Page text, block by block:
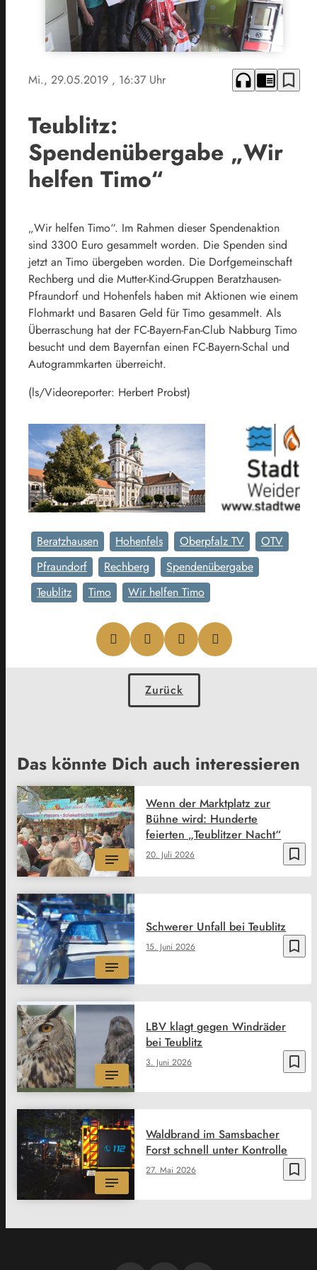
Mi., 29.05.2019 , 16:37 Uhr headphones chrome_reader_mode bookmark_border
Teublitz:
Spendenübergabe „Wir
helfen Timo“
„Wir helfen Timo“. Im Rahmen dieser Spendenaktion
sind 3300 Euro gesammelt worden. Die Spenden sind
jetzt an Timo übergeben worden. Die Dorfgemeinschaft
Rechberg und die Mutter-Kind-Gruppen Beratzhausen-
Pfraundorf und Hohenfels haben mit Aktionen wie einem
Flohmarkt und Basaren Geld für Timo gesammelt. Als
Überraschung hat der FC-Bayern-Fan-Club Nabburg Timo
besucht und dem Bayernfan einen FC-Bayern-Schal und
Autogrammkarten überreicht.
(ls/Videoreporter: Herbert Probst)
Beratzhausen Hohenfels Oberpfalz TV
OTV
Pfraundorf
Rechberg
Spendenübergabe
Teublitz
Timo Wir helfen Timo
Zurück
Das könnte Dich auch interessieren
bookmark_border
20. Juli 2026
Wenn der Marktplatz zur
Bühne wird: Hunderte
feierten „Teublitzer Nacht“
bookmark_border
15. Juni 2026
Schwerer Unfall bei Teublitz
bookmark_border
3. Juni 2026
LBV klagt gegen Windräder
bei Teublitz
bookmark_border
27. Mai 2026
Waldbrand im Samsbacher
Forst schnell unter Kontrolle